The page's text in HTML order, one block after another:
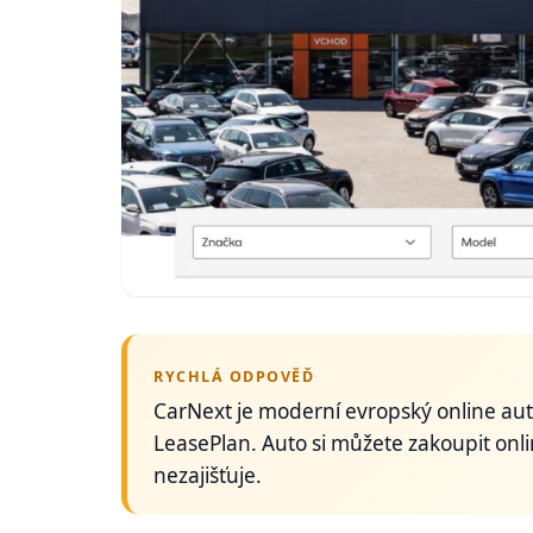
RYCHLÁ ODPOVĚĎ
CarNext je moderní evropský online
LeasePlan. Auto si můžete zakoupit
nezajišťuje.